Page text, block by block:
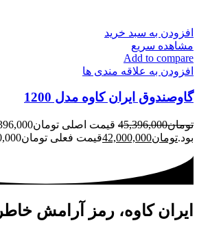
افزودن به سبد خرید
مشاهده سریع
Add to compare
افزودن به علاقه مندی ها
گاوصندوق ایران کاوه مدل 1200
تومان45,396,000
قیمت اصلی
بود.تومان42,000,000قیمت فعلی تومان42,000,000 است.
ایران کاوه، رمز آرامش